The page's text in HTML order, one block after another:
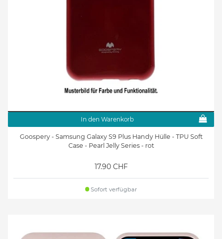
In den Warenkorb
Goospery - Samsung Galaxy S9 Plus Handy Hülle - TPU Soft
Case - Pearl Jelly Series - rot
17.90 CHF
Sofort verfügbar